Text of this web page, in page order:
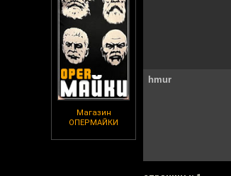
Магазин
ОПЕРМАЙКИ
hmur